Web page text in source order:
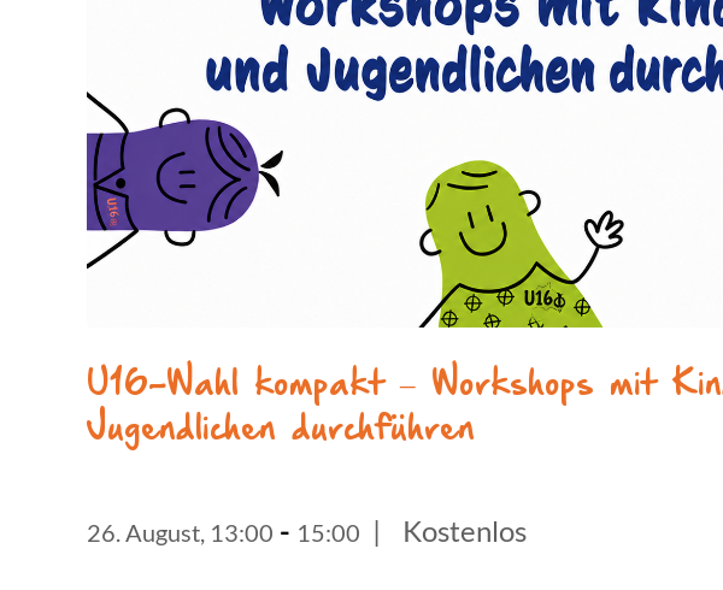
U16-Wahl kompakt – Work­shops mit
Jugend­li­chen durchführen
26. August, 13:00 - 15:00 | Kostenlos